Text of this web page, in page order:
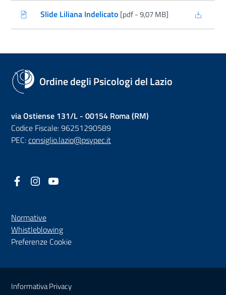
Slide Liliana Indelicato [pdf - 9,07 MB]
(nuova scheda - new tab)
Ordine degli Psicologi del Lazio
via Ostiense 131/L - 00154 Roma (RM)
Codice Fiscale: 96251290589
PEC:consiglio.lazio@psypec.it
Facebook
(nuova scheda - new tab)
Instagram
(nuova scheda - new tab)
Normative
Whistleblowing(nuova scheda - new tab)
Preferenze Cookie
Sezione Link Utili
Informativa Privacy